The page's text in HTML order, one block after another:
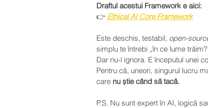
Draftul acestui Framework e aici:
👉 Ethical AI Core Framework
Este deschis, testabil, open-
simplu te întrebi „în ce lume
Dar nu-l ignora. E începutul unei
Pentru că, uneori, singurul lucru
care nu știe când să tacă.
P.S. Nu sunt expert în AI, logică